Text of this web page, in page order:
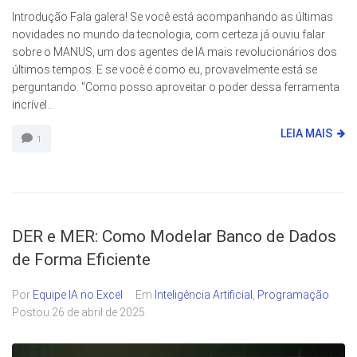
Introdução Fala galera! Se você está acompanhando as últimas
novidades no mundo da tecnologia, com certeza já ouviu falar
sobre o MANUS, um dos agentes de IA mais revolucionários dos
últimos tempos. E se você é como eu, provavelmente está se
perguntando: "Como posso aproveitar o poder dessa ferramenta
incrível...
1 LEIA MAIS
DER e MER: Como Modelar Banco de Dados
de Forma Eficiente
Por Equipe IA no Excel Em Inteligência Artificial
Programação
Postou 26 de abril de 2025